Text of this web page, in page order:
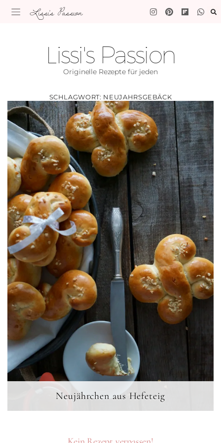
Lissi's Passion
Lissi's Passion
Originelle Rezepte für jeden
SCHLAGWORT: NEUJAHRSGEBÄCK
Neujährchen aus Hefeteig